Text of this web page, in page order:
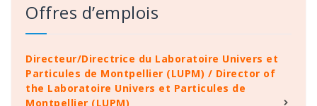
Offres d’emplois
Directeur/Directrice du Laboratoire Univers et
Particules de Montpellier (LUPM) / Director of
the Laboratoire Univers et Particules de
Montpellier (LUPM)